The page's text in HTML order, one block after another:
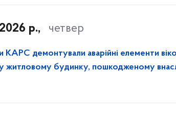
р., четвер
КАРС демонтували аварійні елементи
житловому будинку, пошкодженому